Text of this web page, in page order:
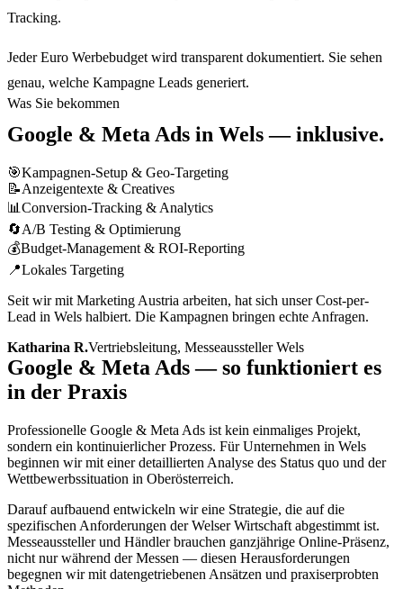
Tracking.
Jeder Euro Werbebudget wird transparent dokumentiert. Sie sehen
genau, welche Kampagne Leads generiert.
Was Sie bekommen
Google & Meta Ads in Wels— inklusive.
🎯Kampagnen-Setup & Geo-Targeting
📝Anzeigentexte & Creatives
📊 Conversion-Tracking & Analytics
🔄A/B Testing & Optimierung
💰Budget-Management & ROI-Reporting
📍Lokales Targeting
Seit wir mit Marketing Austria arbeiten, hat sich unser Cost-per-
Lead in Wels halbiert. Die Kampagnen bringen echte Anfragen.
Katharina R.Vertriebsleitung, Messeaussteller Wels
Google & Meta Ads — so funktioniert es
in der Praxis
Professionelle Google & Meta Ads ist kein einmaliges Projekt,
sondern ein kontinuierlicher Prozess. Für Unternehmen in Wels
beginnen wir mit einer detaillierten Analyse des Status quo und der
Wettbewerbssituation in Oberösterreich.
Darauf aufbauend entwickeln wir eine Strategie, die auf die
spezifischen Anforderungen der Welser Wirtschaft abgestimmt ist.
Messeaussteller und Händler brauchen ganzjährige Online-Präsenz,
nicht nur während der Messen — diesen Herausforderungen
begegnen wir mit datengetriebenen Ansätzen und praxiserprobten